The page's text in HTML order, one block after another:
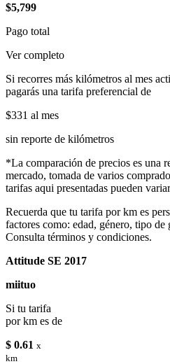
$5,799
Pago total
Ver completo
Si recorres más kilómetros al mes
pagarás una tarifa preferencial de
$331 al mes
sin reporte de kilómetros
*La comparación de precios es una
mercado, tomada de varios
tarifas aqui presentadas pueden
Recuerda que tu tarifa por km es
factores como: edad, género, tipo de
Consulta términos y condiciones.
Attitude SE 2017
miituo
Si tu tarifa
por km es de
$ 0.61 x
km